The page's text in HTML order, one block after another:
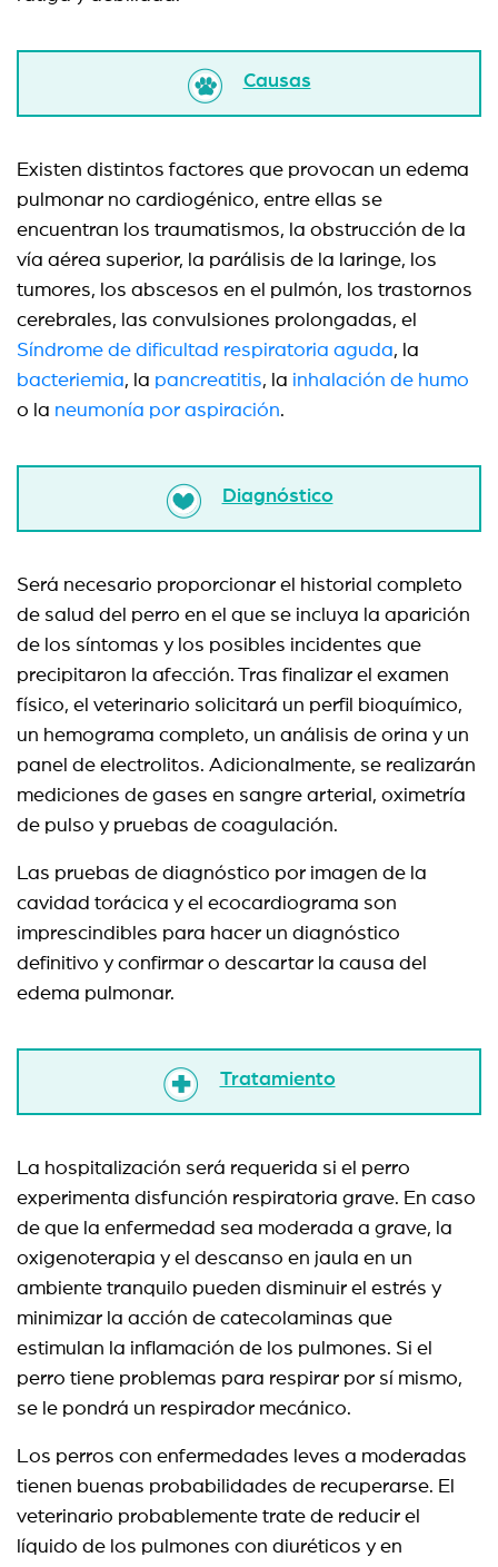
Causas
Existen distintos factores que provocan un edema
pulmonar no cardiogénico, entre ellas se
encuentran los traumatismos, la obstrucción de la
vía aérea superior, la parálisis de la laringe, los
tumores, los abscesos en el pulmón, los trastornos
cerebrales, las convulsiones prolongadas, el
Síndrome de dificultad respiratoria aguda, la
bacteriemia, la pancreatitis, la inhalación de humo
o la neumonía por aspiración.
Diagnóstico
Será necesario proporcionar el historial completo
de salud del perro en el que se incluya la aparición
de los síntomas y los posibles incidentes que
precipitaron la afección. Tras finalizar el examen
físico, el veterinario solicitará un perfil bioquímico,
un hemograma completo, un análisis de orina y un
panel de electrolitos. Adicionalmente, se realizarán
mediciones de gases en sangre arterial, oximetría
de pulso y pruebas de coagulación.
Las pruebas de diagnóstico por imagen de la
cavidad torácica y el ecocardiograma son
imprescindibles para hacer un diagnóstico
definitivo y confirmar o descartar la causa del
edema pulmonar.
Tratamiento
La hospitalización será requerida si el perro
experimenta disfunción respiratoria grave. En caso
de que la enfermedad sea moderada a grave, la
oxigenoterapia y el descanso en jaula en un
ambiente tranquilo pueden disminuir el estrés y
minimizar la acción de catecolaminas que
estimulan la inflamación de los pulmones. Si el
perro tiene problemas para respirar por sí mismo,
se le pondrá un respirador mecánico.
Los perros con enfermedades leves a moderadas
tienen buenas probabilidades de recuperarse. El
veterinario probablemente trate de reducir el
líquido de los pulmones con diuréticos y en